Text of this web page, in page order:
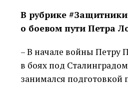
В рубрике
о боевом пути Петра
– В начале войны Петру
в боях под
занимался